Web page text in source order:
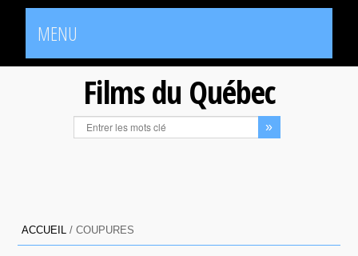
MENU
Films du Québec
ACCUEIL /COUPURES